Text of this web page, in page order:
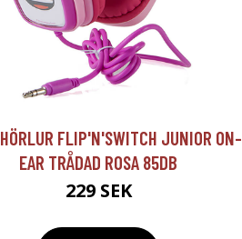
FLIP'N'SWITCH JUNIOR ON-
EAR TRÅDAD ROSA 85DB
229 SEK